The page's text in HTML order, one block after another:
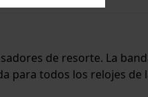
de resorte. La
para todos los relojes de